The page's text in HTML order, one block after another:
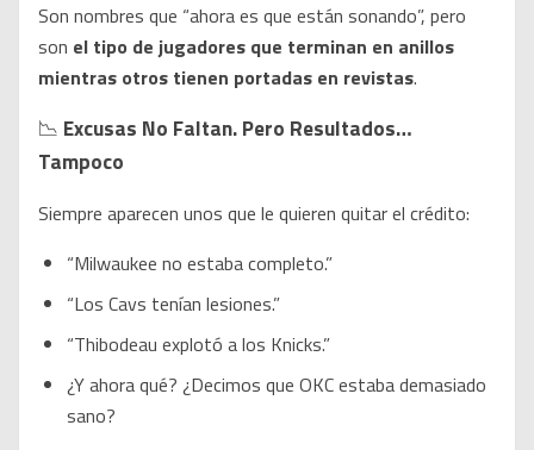
Son nombres que “ahora es que están sonando”, pero
son el tipo de jugadores que terminan en anillos
mientras otros tienen portadas en revistas.
📉 Excusas No Faltan. Pero Resultados…
Tampoco
Siempre aparecen unos que le quieren quitar el crédito:
“Milwaukee no estaba completo.”
“Los Cavs tenían lesiones.”
“Thibodeau explotó a los Knicks.”
¿Y ahora qué? ¿Decimos que OKC estaba demasiado
sano?